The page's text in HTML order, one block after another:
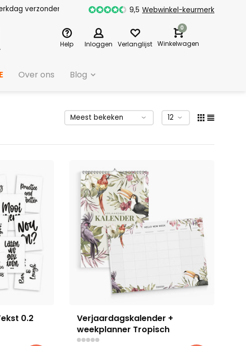
verzonden 9,5 Webwinkel-keurmerk
Help Inloggen Verlanglijst
0
Winkelwagen
Over ons Blog
0.2
Verjaardagskalender +
weekplanner Tropisch